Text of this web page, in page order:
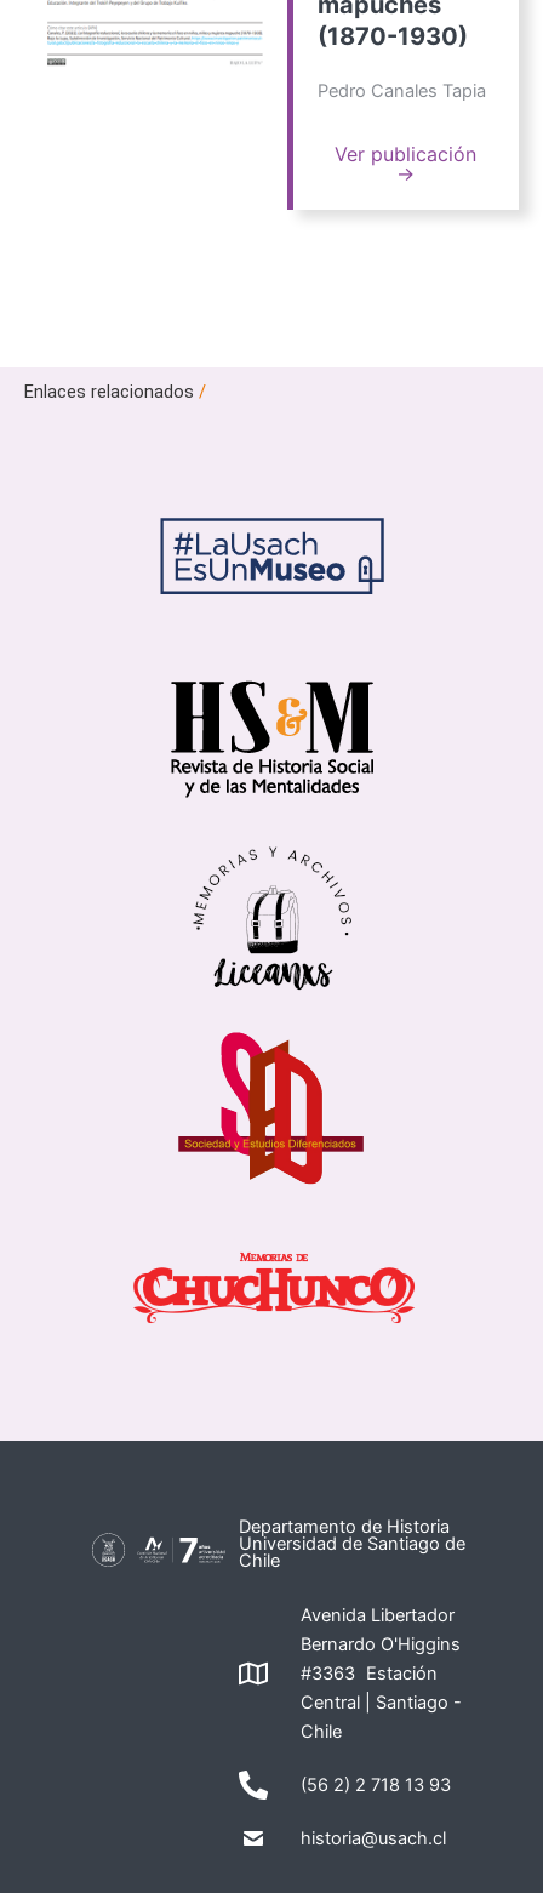
(1870-1930)
Pedro Canales Tapia
Ver publicación
→
Enlaces relacionados /
Departamento de Historia
Universidad de Santiago de
Chile
Avenida Libertador
Bernardo O'Higgins
#3363 Estación
Central | Santiago -
Chile
(56 2) 2 718 13 93
historia@usach.cl